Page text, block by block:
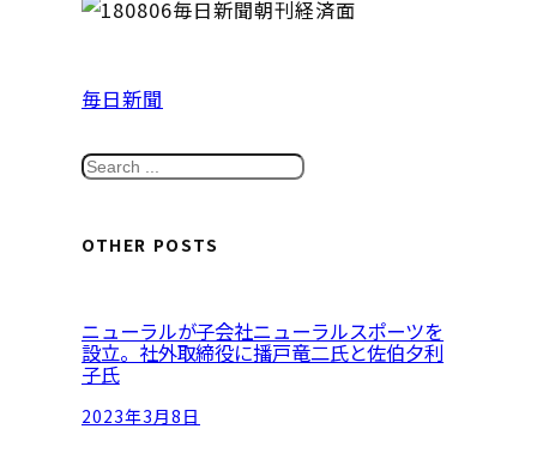
毎日新聞
S
a
h
OTHER POSTS
ニューラルが子会社ニューラルスポーツを
設立。社外取締役に播戸竜二氏と佐伯夕利
子氏
2023年3月8日